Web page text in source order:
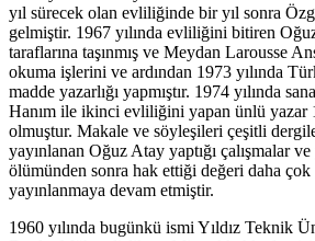
yıl sürecek olan evliliğinde bir yıl sonra
gelmiştir. 1967 yılında evliliğini bitiren
taraflarına taşınmış ve Meydan Larousse
okuma işlerini ve ardından 1973 yılında
madde yazarlığı yapmıştır. 1974 yılında
Hanım ile ikinci evliliğini yapan ünlü yazar
olmuştur. Makale ve söyleşileri çeşitli
yayınlanan Oğuz Atay yaptığı çalışmalar ve
ölümünden sonra hak ettiği değeri daha çok
yayınlanmaya devam etmiştir.
1960 yılında bugünkü ismi Yıldız Teknik